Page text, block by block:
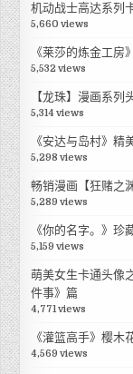
机动战士高达系列
5,660 views
《莱莎的炼金工房
5,532 views
【龙珠】漫画系列
5,314 views
《安达与岛村》精
5,298 views
畅销漫画【狂赌之
5,289 views
《你的名字。》珍
5,159 views
萌美女生卡通头像
件事》篇
4,771 views
《灌篮高手》樱木
4,569 views